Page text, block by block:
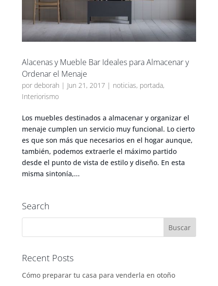
Alacenas y Mueble Bar Ideales para Almacenar y
Ordenar el Menaje
por deborah | Jun 21, 2017| noticias, portada,
Interiorismo
Los muebles destinados a almacenar y organizar el
menaje cumplen un servicio muy funcional. Lo cierto
es que son más que necesarios en el hogar aunque,
también, podemos extraerle el máximo partido
desde el punto de vista de estilo y diseño. En esta
misma sintonía,...
Search
Recent Posts
Cómo preparar tu casa para venderla en otoño